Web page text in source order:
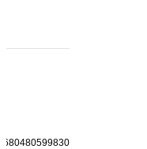
8680480599830